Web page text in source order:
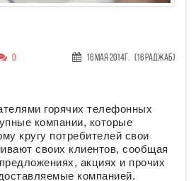
0 16 Мая 2014г. (16 Раджаб)
горячих телефонных
компании, которые
кругу потребителей свои
своих клиентов, сообщая
акциях и прочих
компанией.